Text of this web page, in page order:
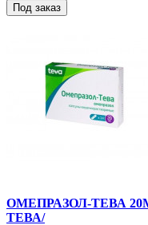
Под заказ
ОМЕПРАЗОЛ-ТЕВА
ТЕВА/